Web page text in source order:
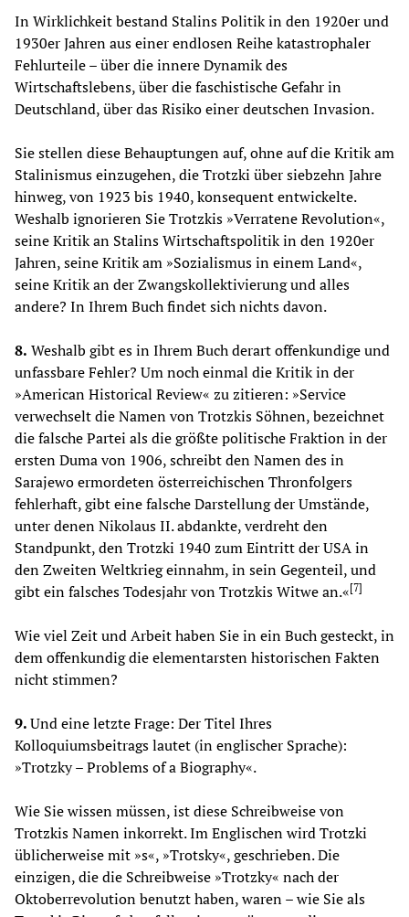
In Wirklichkeit bestand Stalins Politik in den 1920er und
1930er Jahren aus einer endlosen Reihe katastrophaler
Fehl­urteile – über die innere Dynamik des
Wirtschaftslebens, über die faschistische Gefahr in
Deutschland, über das Risiko einer deutschen Invasion.
Sie stellen diese Behauptungen auf, ohne auf die Kritik am
Stalinismus einzugehen, die Trotzki über siebzehn Jahre
hinweg, von 1923 bis 1940, konsequent entwickelte.
Weshalb ignorieren Sie Trotzkis »Verratene Revolution«,
seine Kritik an Stalins Wirtschaftspolitik in den 1920er
Jahren, seine Kritik am »Sozialismus in einem Land«,
seine Kritik an der Zwangskollektivierung und alles
andere? In Ihrem Buch findet sich nichts davon.
8. Weshalb gibt es in Ihrem Buch derart offenkundige und
unfassbare Fehler? Um noch einmal die Kritik in der
»American Historical Review« zu zitieren: »Service
verwechselt die Namen von Trotzkis Söhnen, bezeichnet
die falsche Partei als die größte politische Fraktion in der
ersten Duma von 1906, schreibt den Namen des in
Sarajewo ermordeten österreichischen Thronfolgers
fehlerhaft, gibt eine falsche Darstellung der Umstände,
unter denen Nikolaus II. abdankte, verdreht den
Standpunkt, den Trotzki 1940 zum Eintritt der USA in
den Zweiten Weltkrieg einnahm, in sein Gegenteil, und
gibt ein falsches Todesjahr von Trotzkis Witwe an.«[7]
Wie viel Zeit und Arbeit haben Sie in ein Buch gesteckt, in
dem offenkundig die elementarsten historischen Fakten
nicht stimmen?
9.Und eine letzte Frage: Der Titel Ihres
Kolloquiumsbeitrags lautet (in englischer Sprache):
»Trotzky – Problems of a Biography«.
Wie Sie wissen müssen, ist diese Schreibweise von
Trotzkis Namen inkorrekt. Im Englischen wird Trotzki
üblicherweise mit »s«, »Trotsky«, geschrieben. Die
einzigen, die die Schreibweise »Trotzky« nach der
Oktoberrevolution benutzt haben, waren – wie Sie als